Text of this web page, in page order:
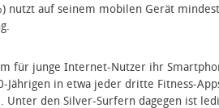
nutzt auf seinem mobilen Gerät
für junge Internet-Nutzer ihr
Jährigen in etwa jeder dritte Fitness-
den Silver-Surfern dagegen ist